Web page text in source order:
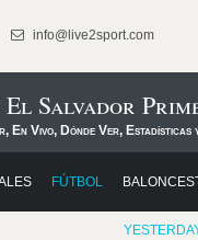
info@live2sport.com
El Salvador
En Vivo, Dónde Ver, Estadísticas
FÚTBOL